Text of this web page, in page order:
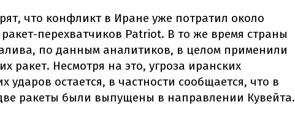
что конфликт в Иране уже потратил около
перехватчиков Patriot. В то же время страны
по данным аналитиков, в целом применили
ракет. Несмотря на это, угроза иранских
ударов остается, в частности сообщается, что в
ракеты были выпущены в направлении Кувейта.